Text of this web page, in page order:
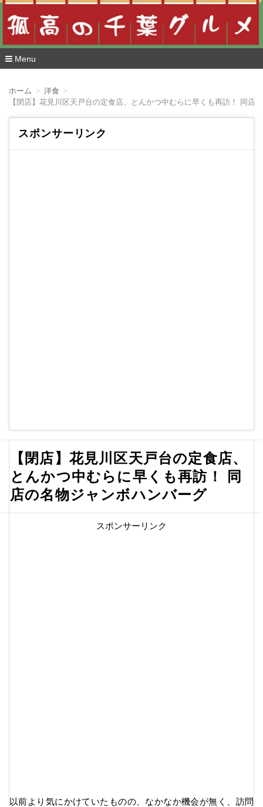
Menu
ホーム
洋食
【閉店】花見川区天戸台の定食店、とんかつ中むらに早くも再訪！ 同店
スポンサーリンク
【閉店】花見川区天戸台の定食店、
とんかつ中むらに早くも再訪！ 同
店の名物ジャンボハンバーグ
スポンサーリンク
以前より気にかけていたものの、なかなか機会が無く、訪問